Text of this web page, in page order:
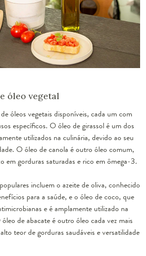
óleo vegetal
óleos vegetais disponíveis, cada um com
específicos. O óleo de girassol é um dos
utilizados na culinária, devido ao seu
O óleo de canola é outro óleo comum,
em gorduras saturadas e rico em ômega-3.
incluem o azeite de oliva, conhecido
para a saúde, e o óleo de coco, que
e é amplamente utilizado na
de abacate é outro óleo cada vez mais
teor de gorduras saudáveis e versatilidade